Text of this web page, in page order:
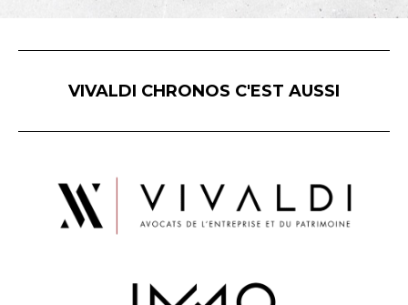
VIVALDI CHRONOS C'EST AUSSI